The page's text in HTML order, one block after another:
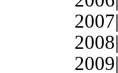
2007|
2008|
2009|